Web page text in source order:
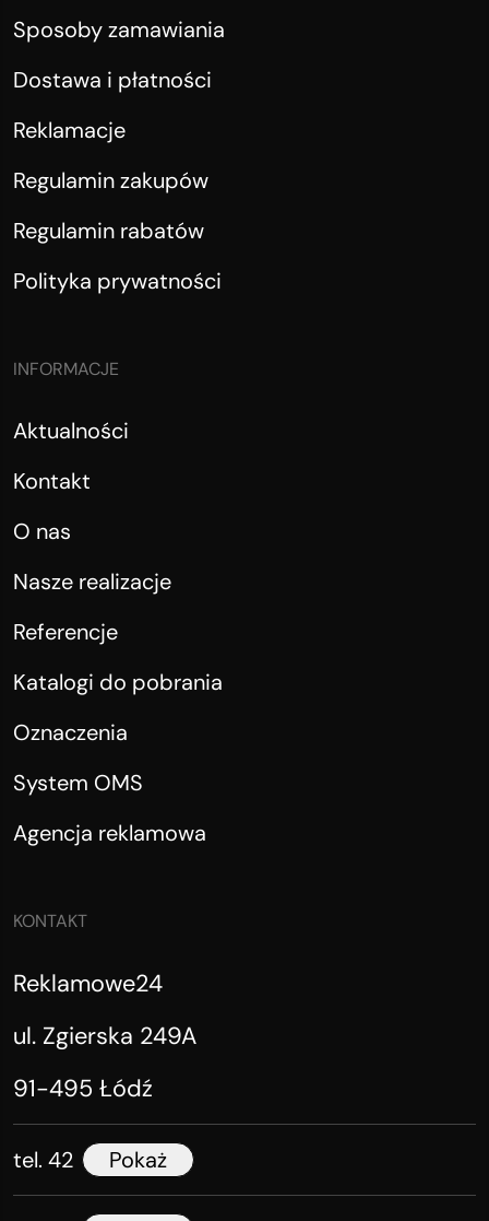
Sposoby zamawiania
Dostawa i płatności
Reklamacje
Regulamin zakupów
Regulamin rabatów
Polityka prywatności
INFORMACJE
Aktualności
Kontakt
O nas
Nasze realizacje
Referencje
Katalogi do pobrania
Oznaczenia
System OMS
Agencja reklamowa
KONTAKT
Reklamowe24
ul. Zgierska 249A
91-495 Łódź
tel. 42 Pokaż